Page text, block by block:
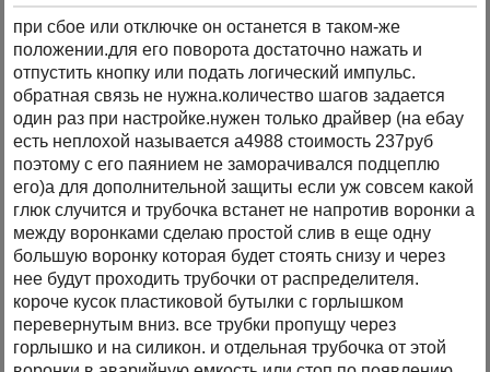
при сбое или отключке он останется в таком-же
положении.для его поворота достаточно нажать и
отпустить кнопку или подать логический импульс.
обратная связь не нужна.количество шагов задается
один раз при настройке.нужен только драйвер (на ебау
есть неплохой называется а4988 стоимость 237руб
поэтому с его паянием не заморачивался подцеплю
его)а для дополнительной защиты если уж совсем какой
глюк случится и трубочка встанет не напротив воронки а
между воронками сделаю простой слив в еще одну
большую воронку которая будет стоять снизу и через
нее будут проходить трубочки от распределителя.
короче кусок пластиковой бутылки с горлышком
перевернутым вниз. все трубки пропущу через
горлышко и на силикон. и отдельная трубочка от этой